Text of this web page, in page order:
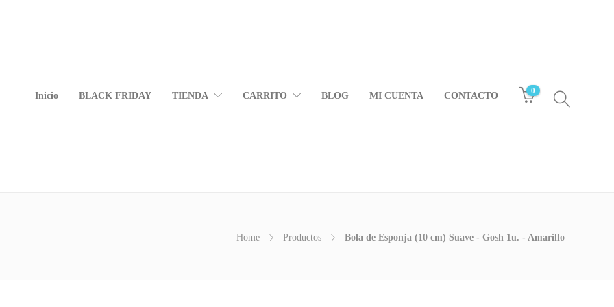
Inicio BLACK FRIDAY TIENDA CARRITO BLOG MI CUENTA CONTACTO 0
Home Productos Bola de Esponja (10 cm) Suave - Gosh 1u. - Amarillo